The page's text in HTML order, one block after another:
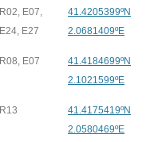
R02, E07,
E24, E27
41.4205399ºN
2.0681409ºE
R08, E07
41.4184699ºN
2.1021599ºE
R13
41.4175419ºN
2.0580469ºE